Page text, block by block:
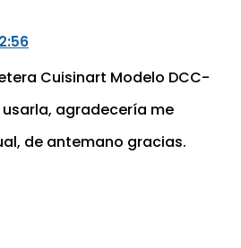
Cuisinart Modelo DCC-
usarla, agradecería me
de antemano gracias.